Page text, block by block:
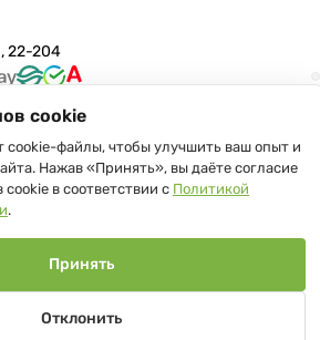
22-204
мебель с оперативной доставкой по
220005, Минск, ул. Платонова, 22, пом.
июля 2013 г. Регистрация №191081534,
телефон +375 (17) 361-10-80,
544-10-00, e-mail: info@danko.by
Первомайского района
14-65, Начальник отдела: Жакович Юлия
cookie
cookie-файлы, чтобы улучшить ваш опыт и
Нажав «Принять», вы даёте согласие
в соответствии с Политикой
.
Отклонить
Принять